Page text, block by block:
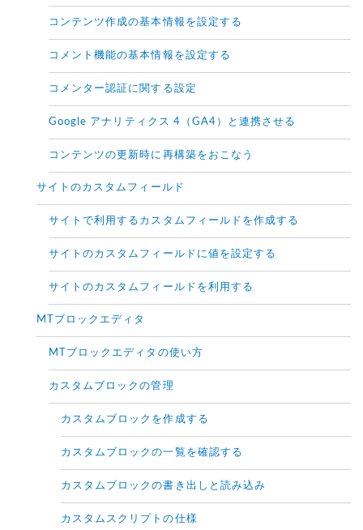
コンテンツ作成の基本情報を設定する
コメント機能の基本情報を設定する
コメンター認証に関する設定
Google アナリティクス 4（GA4）と連携させる
コンテンツの更新時に再構築をおこなう
サイトのカスタムフィールド
サイトで利用するカスタムフィールドを作成する
サイトのカスタムフィールドに値を設定する
サイトのカスタムフィールドを利用する
MTブロックエディタ
MTブロックエディタの使い方
カスタムブロックの管理
カスタムブロックを作成する
カスタムブロックの一覧を確認する
カスタムブロックの書き出しと読み込み
カスタムスクリプトの仕様